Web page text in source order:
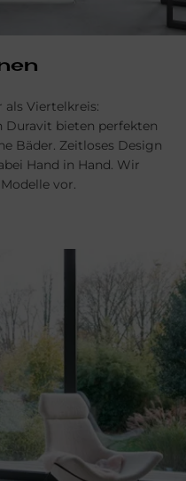
Viertelkreis:
Duravit bieten perfekten
Bäder. Zeitloses Design
Hand in Hand. Wir
vor.